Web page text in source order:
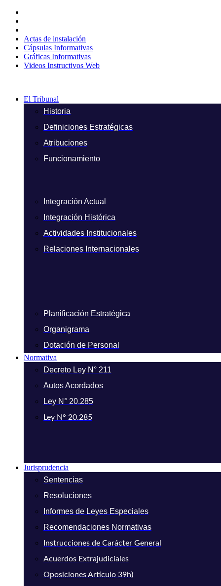
contenido
Actas de instalación
Cápsulas Informativas
Gráficas Informativas
Videos Instructivos Web
El Tribunal
Historia
Definiciones Estratégicas
Atribuciones
Funcionamiento
Integración Actual
Integración Histórica
Actividades Institucionales
Relaciones Internacionales
Planificación Estratégica
Organigrama
Dotación de Personal
Normativa
Decreto Ley N° 211
Autos Acordados
Ley N° 20.285
Ley N° 20.285
Jurisprudencia
Sentencias
Resoluciones
Informes de Leyes Especiales
Recomendaciones Normativas
Instrucciones de Carácter General
Acuerdos Extrajudiciales
Oposiciones Artículo 39h)